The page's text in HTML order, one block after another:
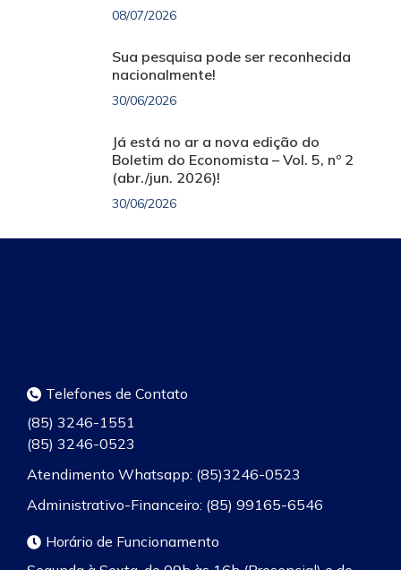
08/07/2026
Sua pesquisa pode ser reconhecida
nacionalmente!
30/06/2026
Já está no ar a nova edição do
Boletim do Economista – Vol. 5, nº 2
(abr./jun. 2026)!
30/06/2026
Telefones de Contato
(85) 3246-1551
(85) 3246-0523
Atendimento Whatsapp: (85)3246-0523
Administrativo-Financeiro: (85) 99165-6546
Horário de Funcionamento